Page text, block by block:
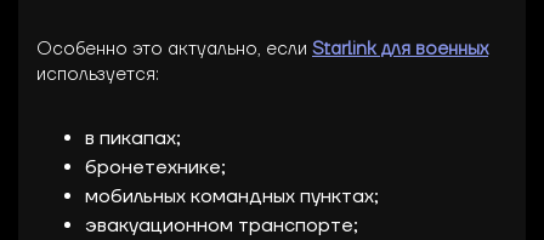
Особенно это актуально, если Starlink для военных
используется:
в пикапах;
бронетехнике;
мобильных командных пунктах;
эвакуационном транспорте;